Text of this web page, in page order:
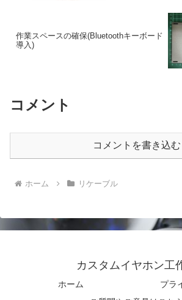
作業スペースの確保(Bluetoothキーボード
導入)
コメント
コメントを書き込む
ホーム リケーブル
カスタムイヤホン工
ホーム
プラ